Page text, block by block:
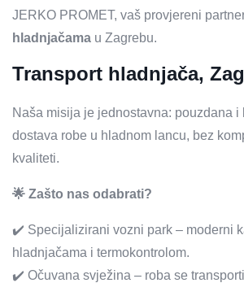
JERKO PROMET, vaš provjereni
hladnjačama u Zagrebu.
Transport hladnjača,
Naša misija je jednostavna: pouzdana i
dostava robe u hladnom lancu, bez
kvaliteti.
🌟 Zašto nas odabrati?
✔️ Specijalizirani vozni park – moderni
hladnjačama i termokontrolom.
✔️ Očuvana svježina – roba se